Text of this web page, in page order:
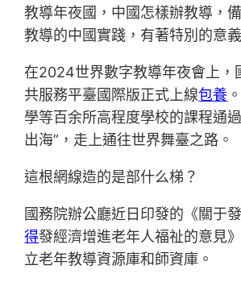
教導年夜國，中國怎樣辦教導，
教導的中國實踐，有著特別的意義
在2024世界數字教導年夜會上，
共服務平臺國際版正式上線包養
學等百余所高程度學校的課程通
出海”，走上通往世界舞臺之路。
這根網線造的是部什么梯？
國務院辦公廳近日印發的《關于
得發經濟增進老年人福祉的意見
立老年教導資源庫和師資庫。